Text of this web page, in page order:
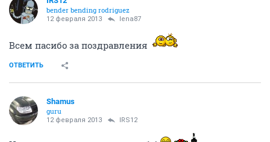
bender bending rodriguez
12 февраля 2013 lena87
Всем пасибо за поздравления
ОТВЕТИТЬ
Shamus
guru
12 февраля 2013 IRS12